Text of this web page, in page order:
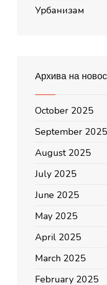
Урбанизам
Архива на
October 2025
September 2025
August 2025
July 2025
June 2025
May 2025
April 2025
March 2025
February 2025